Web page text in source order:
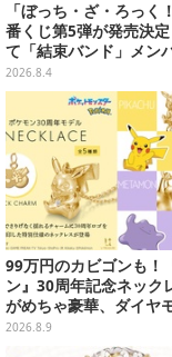
「ぼっち・ざ・ろっく
番くじ第5弾が発売決
て「結束バンド」メン
井きくり」のメイド衣
アを公開
2026.8.4
99万円のカビゴンも！
ン』30周年記念ネック
がめちゃ豪華、ダイヤ
ったピカチュウやコイキ
2026.8.9